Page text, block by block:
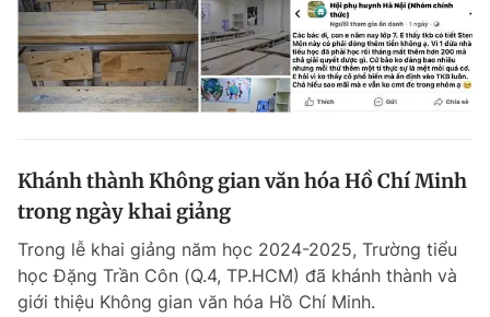
Khánh thành Không gian văn hóa Hồ Chí Minh
trong ngày khai giảng
Trong lễ khai giảng năm học 2024-2025, Trường tiểu
học Đặng Trần Côn (Q.4, TP.HCM) đã khánh thành và
giới thiệu Không gian văn hóa Hồ Chí Minh.